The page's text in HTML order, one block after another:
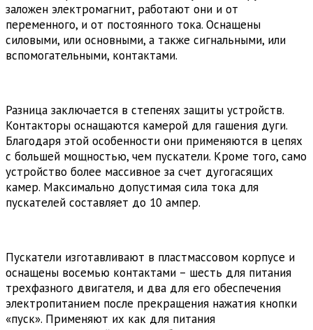
заложен электромагнит, работают они и от
переменного, и от постоянного тока. Оснащены
силовыми, или основными, а также сигнальными, или
вспомогательными, контактами.
Разница заключается в степенях защиты устройств.
Контакторы оснащаются камерой для гашения дуги.
Благодаря этой особенности они применяются в цепях
с большей мощностью, чем пускатели. Кроме того, само
устройство более массивное за счет дугогасящих
камер. Максимально допустимая сила тока для
пускателей составляет до 10 ампер.
Пускатели изготавливают в пластмассовом корпусе и
оснащены восемью контактами – шесть для питания
трехфазного двигателя, и два для его обеспечения
электропитанием после прекращения нажатия кнопки
«пуск». Применяют их как для питания